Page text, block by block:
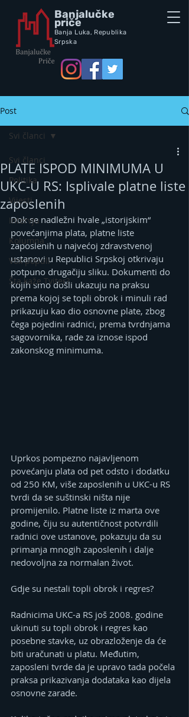
Banjalučke
priče
Banja Luka, Republika
Srpska
Post
Svi članci
Politika
Vijesti
Intervju
Kolumna
Vox populi
Šta kaže Tviter?
Svi članci
PLATE ISPOD MINIMUMA U
UKC-U RS: Isplivale platne liste
zaposlenih
Dok se nadležni hvale „istorijskim“
povećanjima plata, platne liste
zaposlenih u najvećoj zdravstvenoj
ustanovi u Republici Srpskoj otkrivaju
potpuno drugačiju sliku. Dokumenti do
kojih smo došli ukazuju na praksu
prema kojoj se topli obrok i minuli rad
prikazuju kao dio osnovne plate, zbog
čega pojedini radnici, prema tvrdnjama
sagovornika, rade za iznose ispod
zakonskog minimuma.
Uprkos pompezno najavljenom
povećanju plata od pet odsto i dodatku
od 250 KM, više zaposlenih u UKC-u RS
tvrdi da se suštinski ništa nije
promijenilo. Platne liste iz marta ove
godine, čiju su autentičnost potvrdili
radnici ove ustanove, pokazuju da su
primanja mnogih zaposlenih i dalje
nedovoljna za normalan život.
Gdje su nestali topli obrok i regres?
Radnicima UKC-a RS još 2008. godine
ukinuti su topli obrok i regres kao
posebne stavke, uz obrazloženje da će
biti uračunati u platu. Međutim,
zaposleni tvrde da je upravo tada počela
praksa prikazivanja dodataka kao dijela
osnovne zarade.